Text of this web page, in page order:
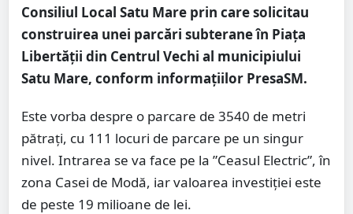
Consiliul Local Satu Mare prin care solicitau
construirea unei parcări subterane în Piața
Libertății din Centrul Vechi al municipiului
Satu Mare, conform informațiilor PresaSM.
Este vorba despre o parcare de 3540 de metri
pătrați, cu 111 locuri de parcare pe un singur
nivel. Intrarea se va face pe la ”Ceasul Electric”, în
zona Casei de Modă, iar valoarea investiției este
de peste 19 milioane de lei.